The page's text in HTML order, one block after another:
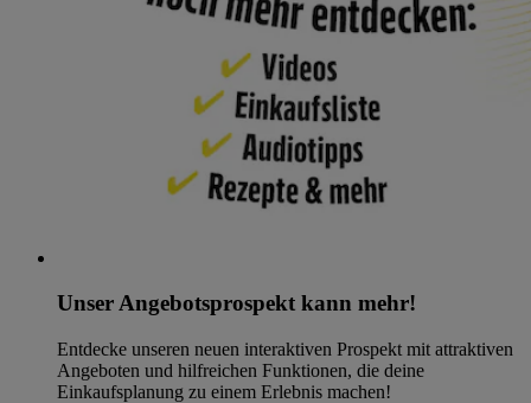
Unser Angebotsprospekt kann mehr!
Entdecke unseren neuen interaktiven Prospekt mit attraktiven
Angeboten und hilfreichen Funktionen, die deine
Einkaufsplanung zu einem Erlebnis machen!